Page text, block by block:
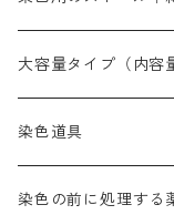
茶色系
茶色系
灰色系
黒色系
茶色｜20g入りのみ公開
灰色｜20g入りのみ公開
黒色
オレンヂMGD（定番の
レットMFB｜赤色（定
レットMG｜黄みの朱色
青色系
ネビーブルーMB（定番
ブルーMB（定番の色合
紫色系
バイオレットMFB
緑色系
緑色｜在庫処分特価
茶色｜在庫処分特価
鉄媒染剤
藍染
ぶどう糖
ハイドロサルファイトコ
染色用途のハンカチ
45cm×45cm（ハンカチ
塩基性エロ―｜液体タイ
アルカリ剤
ハイドロサルファイ
酸性剤
54cm×54cm（バン
大容量タイプ（内容
芒硝｜綿の染色時の
ソーダ灰｜アルカリ
染色道具
刷毛
染色の前に処理する